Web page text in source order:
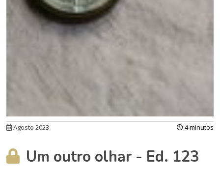
Agosto 2023 4 minutos
Um outro olhar - Ed. 123